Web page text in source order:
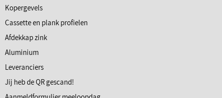
Kopergevels
Cassette en plank profielen
Afdekkap zink
Aluminium
Leveranciers
Jij heb de QR gescand!